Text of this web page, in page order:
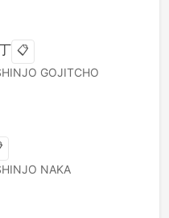
📋
GOJITCHO
NAKA